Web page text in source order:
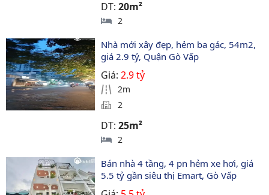
DT:20m²
2
Nhà mới xây đẹp, hẻm ba gác, 54m2,
giá 2.9 tỷ, Quận Gò Vấp
Giá:2.9 tỷ
2m
2
DT:25m²
2
Bán nhà 4 tầng, 4 pn hẻm xe hơi, giá
5.5 tỷ gần siêu thị Emart, Gò Vấp